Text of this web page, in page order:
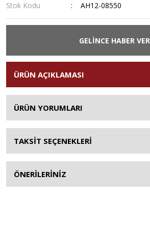
Stok Kodu
AH12-08550
GELİNCE HABER VER
ÜRÜN AÇIKLAMASI
ÜRÜN YORUMLARI
TAKSİT SEÇENEKLERİ
ÖNERİLERİNİZ